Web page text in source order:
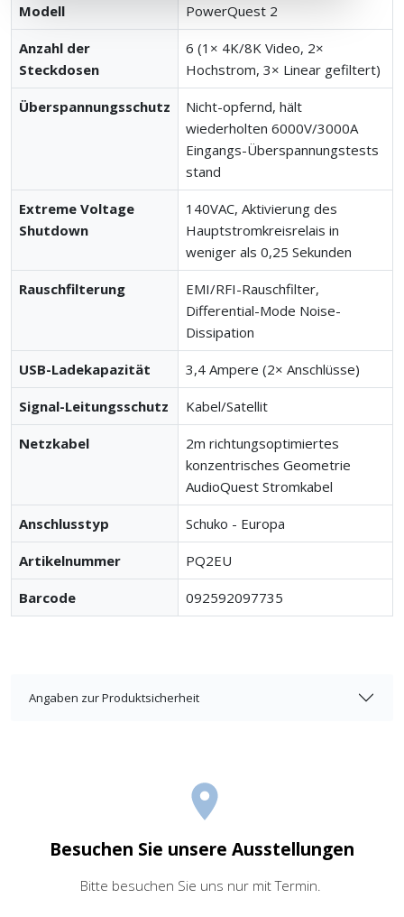
Modell PowerQuest 2
Anzahl der
Steckdosen
6 (1× 4K/8K Video, 2×
Hochstrom, 3× Linear gefiltert)
Überspannungsschutz
Nicht-opfernd, hält
wiederholten 6000V/3000A
Eingangs-Überspannungstests
stand
Extreme Voltage
Shutdown
140VAC, Aktivierung des
Hauptstromkreisrelais in
weniger als 0,25 Sekunden
Rauschfilterung
EMI/RFI-Rauschfilter,
Differential-Mode Noise-
Dissipation
USB-Ladekapazität 3,4 Ampere (2× Anschlüsse)
Signal-Leitungsschutz Kabel/Satellit
Netzkabel
2m richtungsoptimiertes
konzentrisches Geometrie
AudioQuest Stromkabel
Anschlusstyp Schuko - Europa
Artikelnummer PQ2EU
Barcode 092592097735
Angaben zur Produktsicherheit
Besuchen Sie unsere Ausstellungen
Bitte besuchen Sie uns nur mit Termin.